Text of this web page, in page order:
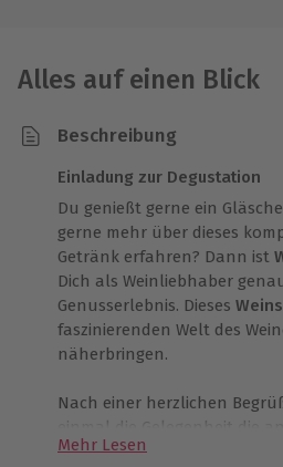
Alles auf einen Blick
Beschreibung
Einladung zur Degustation
Du genießt gerne ein
gerne mehr über dieses
Getränk erfahren? Dann ist
Dich als Weinliebhaber
Genusserlebnis. Dieses
faszinierenden Welt des
näherbringen.
Nach einer herzlichen
einmal die Gelegenheit die
kennenzulernen.
Mehr Lesen